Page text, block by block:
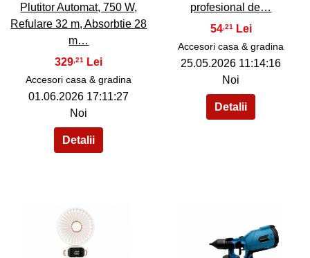
Plutitor Automat, 750 W,
Refulare 32 m, Absorbtie 28
m…
329,21
Accesori casa & gradina
01.06.2026 17:11:27
Noi
profesional de…
54,21
Accesori casa & gradina
25.05.2026 11:14:16
Noi